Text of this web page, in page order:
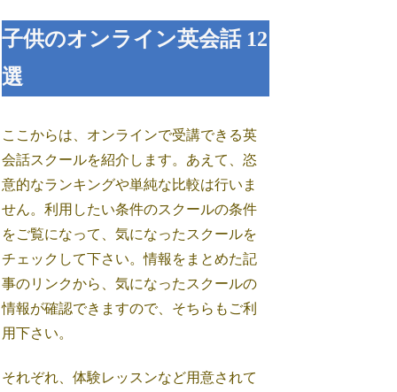
子供のオンライン英会話 12
選
ここからは、オンラインで受講できる英
会話スクールを紹介します。あえて、恣
意的なランキングや単純な比較は行いま
せん。利用したい条件のスクールの条件
をご覧になって、気になったスクールを
チェックして下さい。情報をまとめた記
事のリンクから、気になったスクールの
情報が確認できますので、そちらもご利
用下さい。
それぞれ、体験レッスンなど用意されて